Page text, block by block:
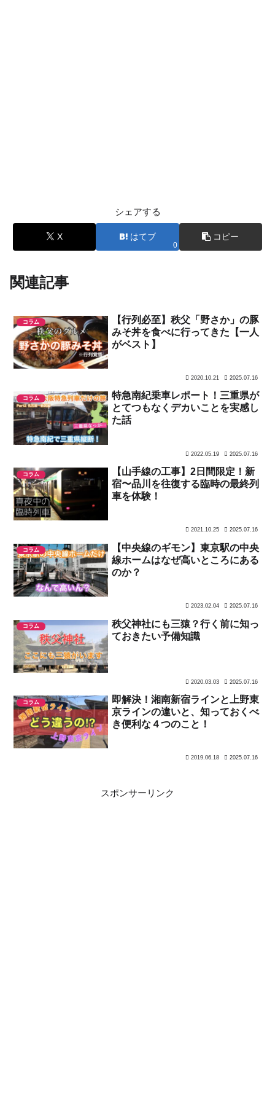
シェアする
X はてブ
0
コピー
関連記事
コラム
【行列必至】秩父「野さか」の豚
みそ丼を食べに行ってきた【一人
がベスト】
2020.10.21 2025.07.16
コラム
特急南紀乗車レポート！三重県が
とてつもなくデカいことを実感し
た話
2022.05.19 2025.07.16
コラム
【山手線の工事】2日間限定！新
宿〜品川を往復する臨時の最終列
車を体験！
2021.10.25 2025.07.16
コラム
【中央線のギモン】東京駅の中央
線ホームはなぜ高いところにある
のか？
2023.02.04 2025.07.16
コラム
秩父神社にも三猿？行く前に知っ
ておきたい予備知識
2020.03.03 2025.07.16
コラム
即解決！湘南新宿ラインと上野東
京ラインの違いと、知っておくべ
き便利な４つのこと！
2019.06.18 2025.07.16
スポンサーリンク